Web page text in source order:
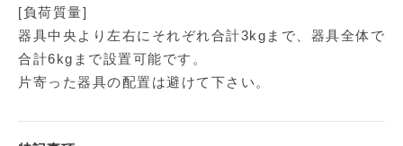
[負荷質量]
器具中央より左右にそれぞれ合計3kgまで、器具全体で
合計6kgまで設置可能です。
片寄った器具の配置は避けて下さい。